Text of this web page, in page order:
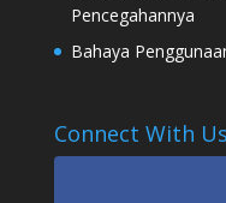
Pencegahannya
Bahaya
Connect With Us